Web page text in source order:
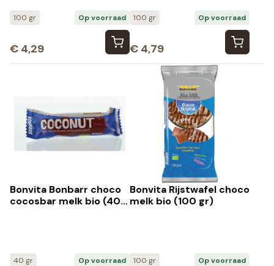
100 gr Op voorraad
€ 4,29
100 gr Op voorraad
€ 4,79
Bonvita Bonbarr choco
cocosbar melk bio (40
40 gr Op voorraad
Bonvita Rijstwafel choco
melk bio (100 gr)
100 gr Op voorraad